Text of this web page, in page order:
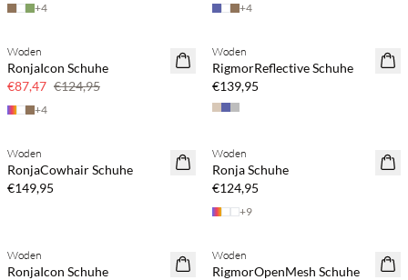
+4 +4
SAVE20
30 % Rabatt
Woden
RonjaIcon Schuhe
€87,47 €124,95
+4
Woden
RigmorReflective Schuhe
€139,95
Woden
RonjaCowhair Schuhe
€149,95
Woden
Ronja Schuhe
€124,95
+9
Woden
RonjaIcon Schuhe
Woden
RigmorOpenMesh Schuhe